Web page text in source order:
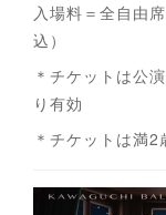
入場料＝全自由
込）
＊チケットは公
り有効
＊チケットは満